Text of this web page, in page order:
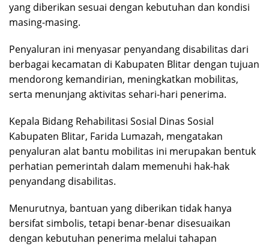
yang diberikan sesuai dengan kebutuhan dan kondisi
masing-masing.
Penyaluran ini menyasar penyandang disabilitas dari
berbagai kecamatan di Kabupaten Blitar dengan tujuan
mendorong kemandirian, meningkatkan mobilitas,
serta menunjang aktivitas sehari-hari penerima.
Kepala Bidang Rehabilitasi Sosial Dinas Sosial
Kabupaten Blitar, Farida Lumazah, mengatakan
penyaluran alat bantu mobilitas ini merupakan bentuk
perhatian pemerintah dalam memenuhi hak-hak
penyandang disabilitas.
Menurutnya, bantuan yang diberikan tidak hanya
bersifat simbolis, tetapi benar-benar disesuaikan
dengan kebutuhan penerima melalui tahapan